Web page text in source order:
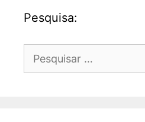
Pesquisa:
por: